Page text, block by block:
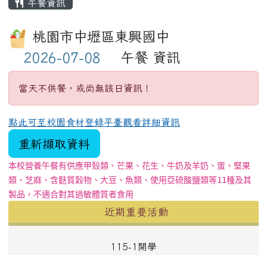
午餐資訊
桃園市中壢區東興國中
午餐 資訊
當天不供餐，或尚無該日資訊！
點此可至校園食材登錄平臺觀看詳細資訊
重新擷取資料
本校營養午餐有供應甲殼類、芒果、花生、牛奶及羊奶、蛋、堅果
類、芝麻、含麩質穀物、大豆、魚類、使用亞硫酸鹽類等11種及其
製品，不適合對其過敏體質者食用
近期重要活動
115-1開學